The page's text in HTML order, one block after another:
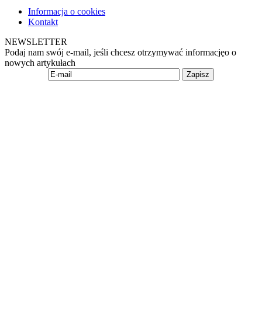
Informacja o cookies
Kontakt
NEWSLETTER
Podaj nam swój e-mail, jeśli chcesz otrzymywać informacjęo o
nowych artykułach
Zapisz